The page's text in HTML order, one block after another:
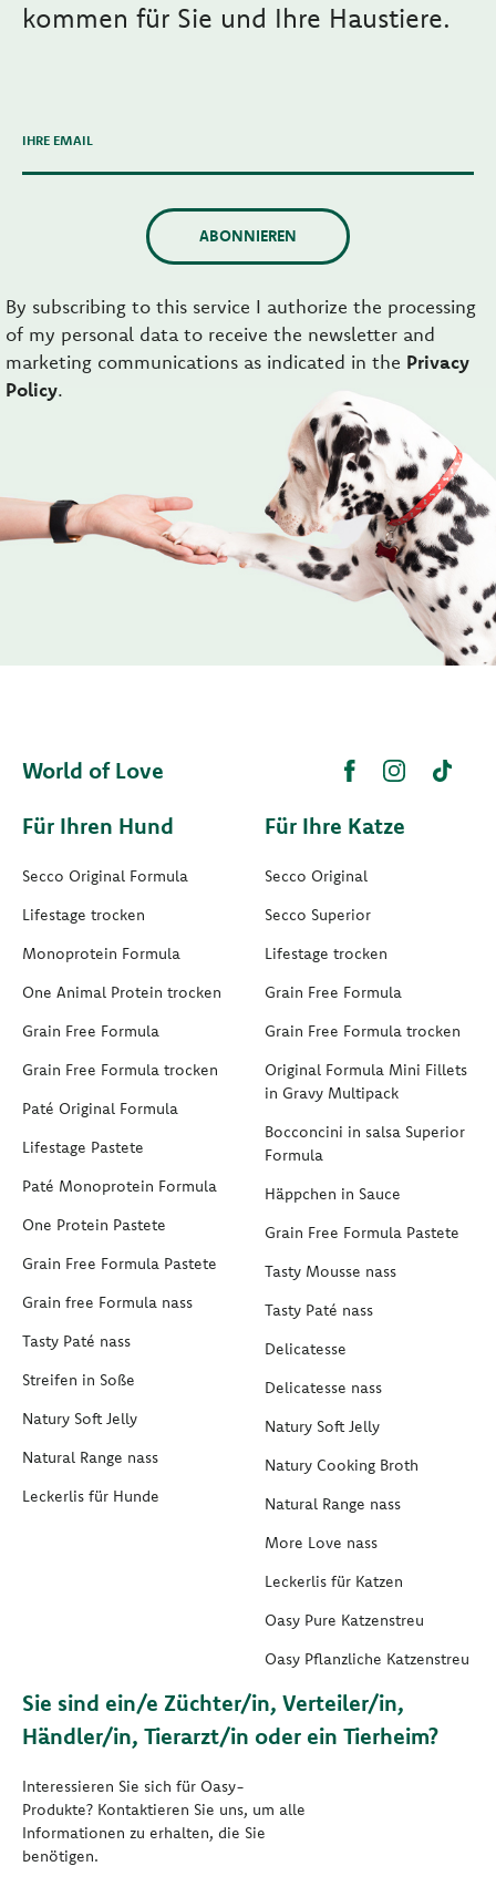
kommen für Sie und Ihre Haustiere.
IHRE EMAIL
ABONNIEREN
By subscribing to this service I authorize the processing
of my personal data to receive the newsletter and
marketing communications as indicated in the Privacy
Policy.
World of Love
Für Ihren Hund
Secco Original Formula
Lifestage trocken
Monoprotein Formula
One Animal Protein trocken
Grain Free Formula
Grain Free Formula trocken
Paté Original Formula
Lifestage Pastete
Paté Monoprotein Formula
One Protein Pastete
Grain Free Formula Pastete
Grain free Formula nass
Tasty Paté nass
Streifen in Soße
Natury Soft Jelly
Natural Range nass
Leckerlis für Hunde
Für Ihre Katze
Secco Original
Secco Superior
Lifestage trocken
Grain Free Formula
Grain Free Formula trocken
Original Formula Mini Fillets
in Gravy Multipack
Bocconcini in salsa Superior
Formula
Häppchen in Sauce
Grain Free Formula Pastete
Tasty Mousse nass
Tasty Paté nass
Delicatesse
Delicatesse nass
Natury Soft Jelly
Natury Cooking Broth
Natural Range nass
More Love nass
Leckerlis für Katzen
Oasy Pure Katzenstreu
Oasy Pflanzliche Katzenstreu
Sie sind ein/e Züchter/in, Verteiler/in,
Händler/in, Tierarzt/in oder ein Tierheim?
Interessieren Sie sich für Oasy-
Produkte? Kontaktieren Sie uns, um alle
Informationen zu erhalten, die Sie
benötigen.